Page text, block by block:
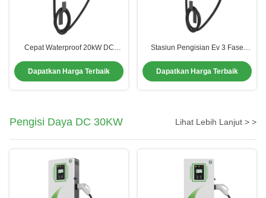
Cepat Waterproof 20kW DC
Dengan Senapan Tunggal
Dapatkan Harga Terbaik
Stasiun Pengisian Ev 3 Fase
Dapatkan Harga Terbaik
Pengisi Daya DC 30KW Lihat Lebih Lanjut > >